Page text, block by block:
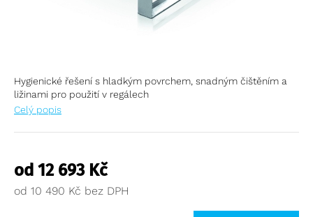
Hygienické řešení s hladkým povrchem, snadným čištěním a
ližinami pro použití v regálech
Celý popis
od 12 693 Kč
od 10 490 Kč